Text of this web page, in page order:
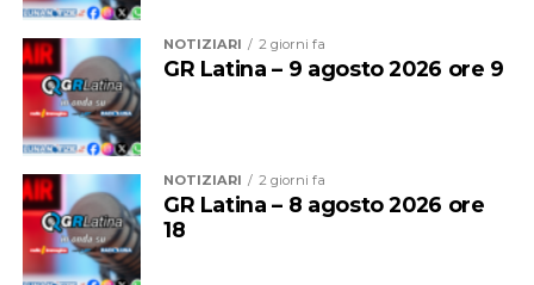
All’interno dell’appartamento saranno realizzati una
stanza per i colloqui, uno spazio dedicato alle diverse
terapie, un ambiente destinato ad altre attività e i
servizi igienici. L’immobile si trova nella stessa palazzina
in cui un’altra unità immobiliare confiscata alla
NOTIZIARI 2 giorni fa
GR Latina – 9 agosto 2026 ore 9
NOTIZIARI 2 giorni fa
GR Latina – 8 agosto 2026 ore
18